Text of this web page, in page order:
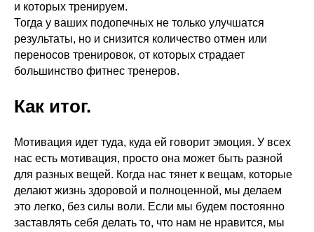
и которых тренируем.
Тогда у ваших подопечных не только улучшатся
результаты, но и снизится количество отмен или
переносов тренировок, от которых страдает
большинство фитнес тренеров.
Как итог.
Мотивация идет туда, куда ей говорит эмоция. У всех
нас есть мотивация, просто она может быть разной
для разных вещей. Когда нас тянет к вещам, которые
делают жизнь здоровой и полноценной, мы делаем
это легко, без силы воли. Если мы будем постоянно
заставлять себя делать то, что нам не нравится, мы